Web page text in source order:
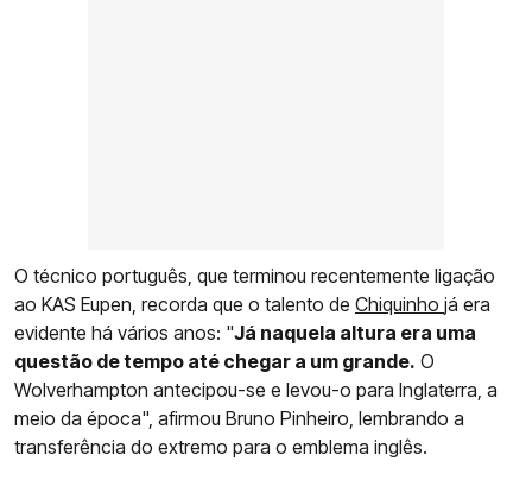
O técnico português, que terminou recentemente ligação
ao KAS Eupen, recorda que o talento de Chiquinho já era
evidente há vários anos: "Já naquela altura era uma
questão de tempo até chegar a um grande. O
Wolverhampton antecipou-se e levou-o para Inglaterra, a
meio da época", afirmou Bruno Pinheiro, lembrando a
transferência do extremo para o emblema inglês.